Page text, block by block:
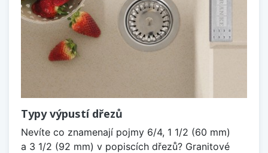
Typy výpustí dřezů
Nevíte co znamenají pojmy 6/4, 1 1/2 (60 mm)
a 3 1/2 (92 mm) v popiscích dřezů? Granitové